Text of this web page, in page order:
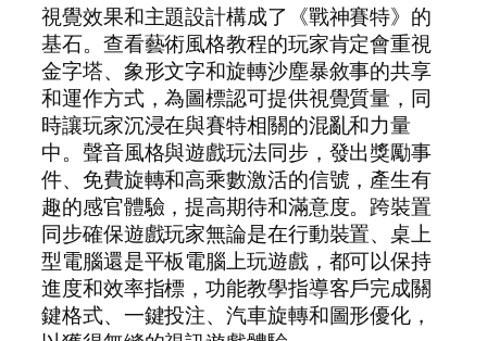
視覺效果和主題設計構成了《戰神賽特》的
基石。查看藝術風格教程的玩家肯定會重視
金字塔、象形文字和旋轉沙塵暴敘事的共享
和運作方式，為圖標認可提供視覺質量，同
時讓玩家沉浸在與賽特相關的混亂和力量
中。聲音風格與遊戲玩法同步，發出獎勵事
件、免費旋轉和高乘數激活的信號，產生有
趣的感官體驗，提高期待和滿意度。跨裝置
同步確保遊戲玩家無論是在行動裝置、桌上
型電腦還是平板電腦上玩遊戲，都可以保持
進度和效率指標，功能教學指導客戶完成關
鍵格式、一鍵投注、汽車旋轉和圖形優化，